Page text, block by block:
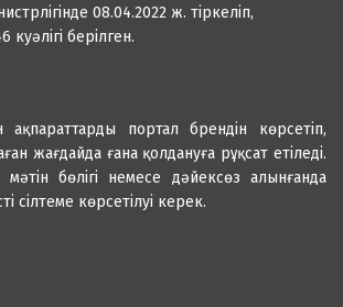
08.04.2022 ж. тіркеліп,
берілген.
портал брендін көрсетіп,
жағдайда ғана қолдануға рұқсат етіледі.
мәтін бөлігі немесе дәйексөз алынғанда
сілтеме көрсетілуі керек.